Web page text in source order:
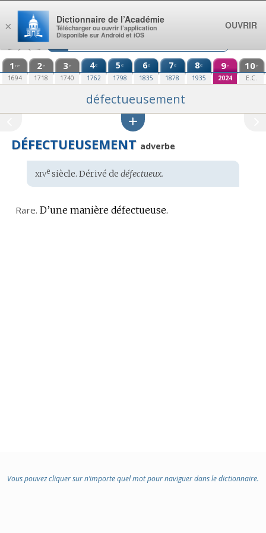
Aller au contenu
1 re
1694
2e
1718
3e
1740
4e
1762
5e
1798
6e
1835
7e
1878
8e
1935
9e
2024
10e
E.C.
défectueusement
DÉFECTUEUSEMENT adverbe
Étymologie
:
xivesiècle. Dérivé de défectueux.
Rare. D’une manière défectueuse.
Vous pouvez cliquer sur n’importe quel mot pour naviguer dans le dictionnaire.
×
Dictionnaire de l’Académie
Télécharger ou ouvrir l’application
Disponible sur Android et iOS
OUVRIR